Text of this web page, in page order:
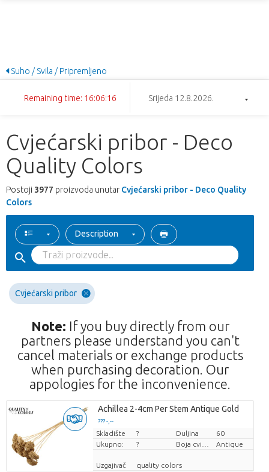
Suho / Svila / Pripremljeno
Remaining time: 16:06:15 Srijeda 12.8.2026.
Cvjećarski pribor - Deco
Quality Colors
Postoji 3977 proizvoda unutar Cvjećarski pribor - Deco Quality
Colors
Description
Cvjećarski pribor
Note: If you buy directly from our
partners please understand you can't
cancel materials or exchange products
when purchasing decoration. Our
appologies for the inconvenience.
Achillea 2-4cm Per Stem Antique Gold
??? -,--
Cijena po komadu
Skladište ? Duljina
60
Ukupno:
? Antique
Uzgajivač quality colors